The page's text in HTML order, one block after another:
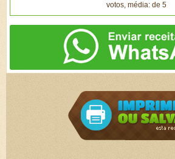
votos, média: de 5